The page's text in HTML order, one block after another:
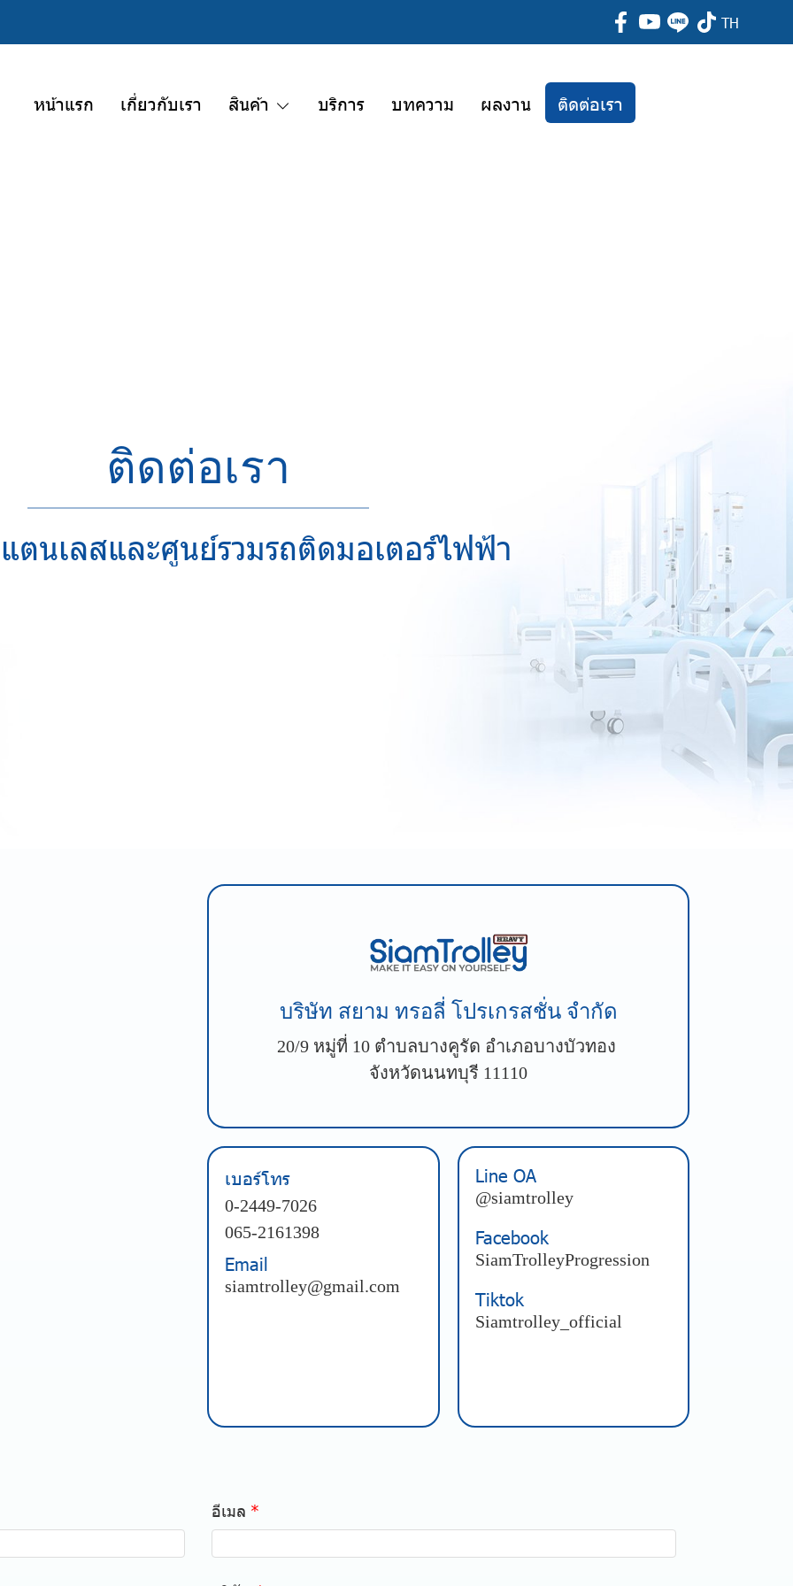
TH
หน้าแรก เกี่ยวกับเรา สินค้า บริการ บทความ ผลงาน ติดต่อเรา
ติดต่อเรา
ตนเลสและศูนย์รวมรถติดมอเตอร์ไฟฟ้า
บริษัท สยาม ทรอลี่ โปรเกรสชั่น จำกัด
20/9 หมู่ที่ 10 ตำบลบางคูรัด อำเภอบางบัวทอง
จังหวัดนนทบุรี 11110
เบอร์โทร
0-2449-7026
065-2161398
Email
siamtrolley@gmail.com
Line OA
@siamtrolley
Facebook
SiamTrolleyProgression
Tiktok
Siamtrolley_official
อีเมล